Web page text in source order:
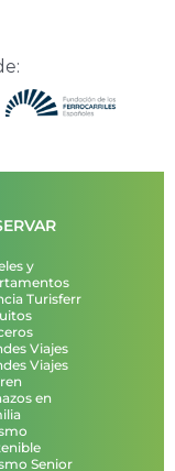
y
Turisferr
Viajes
Viajes
en
Senior